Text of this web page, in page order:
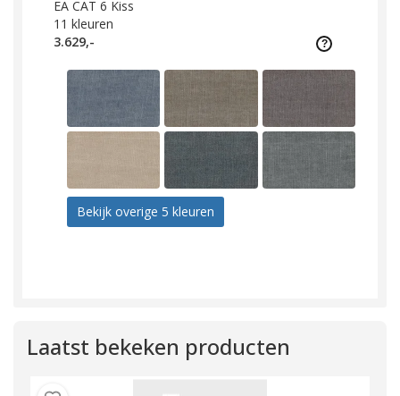
EA CAT 6 Kiss
11 kleuren
3.629,-
Bekijk overige 5 kleuren
Laatst bekeken producten